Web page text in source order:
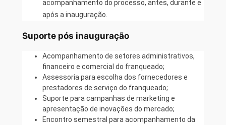
acompanhamento do processo, antes, durante e
após a inauguração.
Suporte pós inauguração
Acompanhamento de setores administrativos,
financeiro e comercial do franqueado;
Assessoria para escolha dos fornecedores e
prestadores de serviço do franqueado;
Suporte para campanhas de marketing e
apresentação de inovações do mercado;
Encontro semestral para acompanhamento da